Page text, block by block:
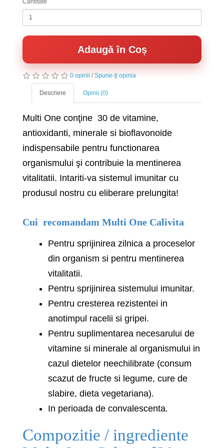
Cantitate
Adaugă în Coș
0 opinii /Spune-ţi opinia
Descriere Opinii (0)
Multi One conţine 30 de vitamine,
antioxidanti, minerale si bioflavonoide
indispensabile pentru functionarea
organismului şi contribuie la mentinerea
vitalitatii. Intariti-va sistemul imunitar cu
produsul nostru cu eliberare prelungita!
Cui recomandam Multi One Calivita
Pentru sprijinirea zilnica a proceselor
din organism si pentru mentinerea
vitalitatii.
Pentru sprijinirea sistemului imunitar.
Pentru cresterea rezistentei in
anotimpul racelii si gripei.
Pentru suplimentarea necesarului de
vitamine si minerale al organismului in
cazul dietelor neechilibrate (consum
scazut de fructe si legume, cure de
slabire, dieta vegetariana).
In perioada de convalescenta.
Compozitie / ingrediente